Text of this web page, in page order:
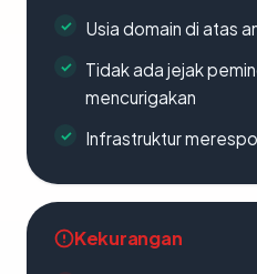
Usia domain di atas
Tidak ada jejak
mencurigakan
Infrastruktur
Kekurangan